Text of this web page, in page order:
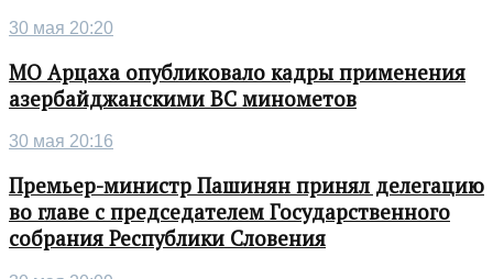
30 мая 20:20
МО Арцаха опубликовало кадры применения
азербайджанскими ВС минометов
30 мая 20:16
Премьер-министр Пашинян принял делегацию
во главе с председателем Государственного
собрания Республики Словения